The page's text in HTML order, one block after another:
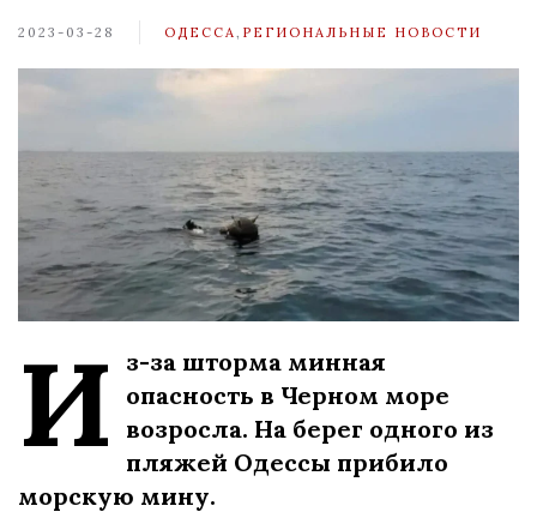
2023-03-28 ОДЕССА РЕГИОНАЛЬНЫЕ НОВОСТИ
И
з-за шторма минная
опасность в Черном море
возросла. На берег одного из
пляжей Одессы прибило
морскую мину.